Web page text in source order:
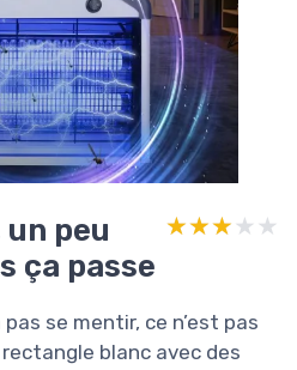
peu
ça passe
★★★★★
★★★★★
se mentir, ce n’est pas
blanc avec des